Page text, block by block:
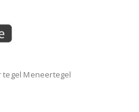
tegel Meneertegel